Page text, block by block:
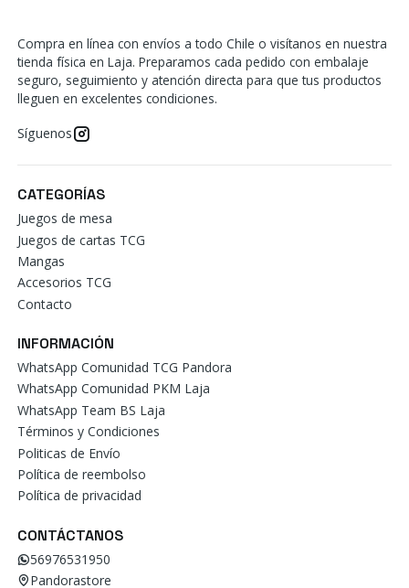
Compra en línea con envíos a todo Chile o visítanos en nuestra
tienda física en Laja. Preparamos cada pedido con embalaje
seguro, seguimiento y atención directa para que tus productos
lleguen en excelentes condiciones.
Síguenos
CATEGORÍAS
Juegos de mesa
Juegos de cartas TCG
Mangas
Accesorios TCG
Contacto
INFORMACIÓN
WhatsApp Comunidad TCG Pandora
WhatsApp Comunidad PKM Laja
WhatsApp Team BS Laja
Términos y Condiciones
Politicas de Envío
Política de reembolso
Política de privacidad
CONTÁCTANOS
56976531950
Pandorastore